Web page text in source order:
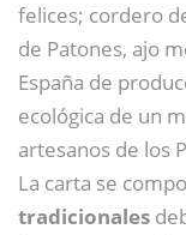
felices; cordero
de Patones, ajo
España de
ecológica de un
artesanos de los
La carta se
tradicionales